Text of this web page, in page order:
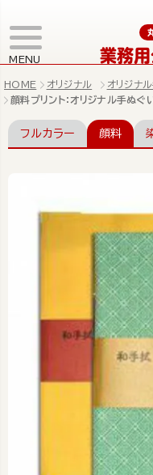
MENU 業務
HOME オリジナル
オリジナ
顔料プリント：オリジナル手ぬぐ
フルカラー 顔料